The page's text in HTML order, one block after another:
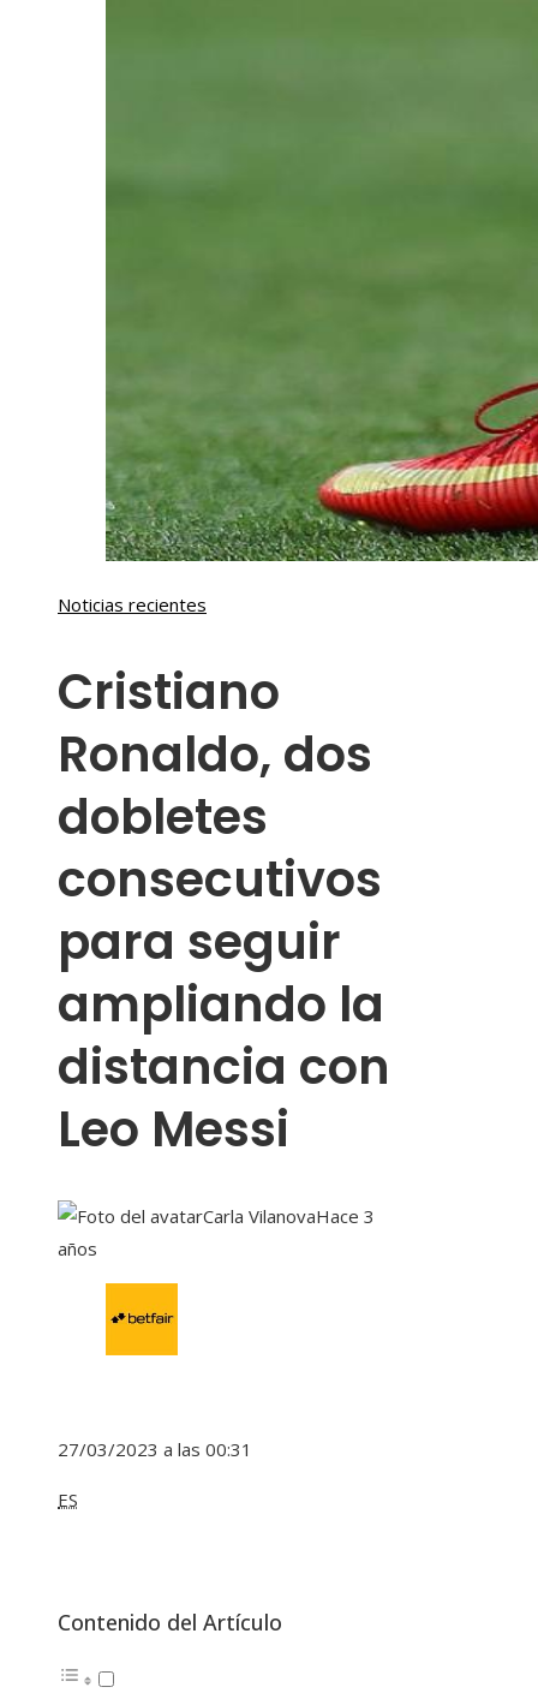
Noticias recientes
Cristiano
Ronaldo, dos
dobletes
consecutivos
para seguir
ampliando la
distancia con
Leo Messi
Carla VilanovaHace 3
años
27/03/2023 a las 00:31
ES
Contenido del Artículo